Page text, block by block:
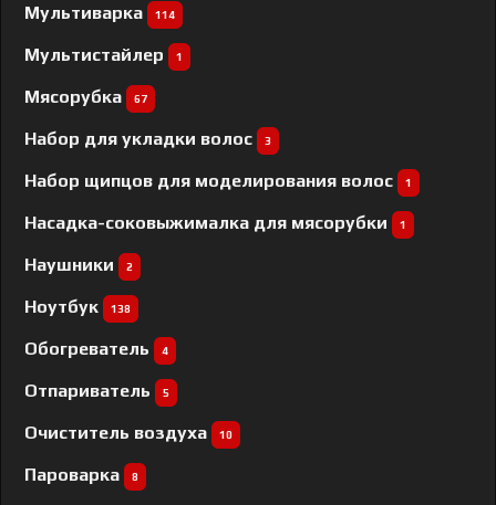
Мультиварка 114
Мультистайлер 1
Мясорубка 67
Набор для укладки волос 3
Набор щипцов для моделирования волос 1
Насадка-соковыжималка для мясорубки 1
Наушники 2
Ноутбук 138
Обогреватель 4
Отпариватель 5
Очиститель воздуха 10
Пароварка 8